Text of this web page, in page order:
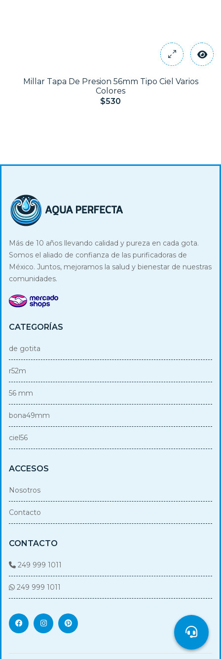
Millar Tapa De Presion 56mm Tipo Ciel Varios
Colores
$530
Más de 10 años llevando calidad y pureza en cada gota.
Somos el aliado de confianza de las purificadoras de
México. Juntos, mejoramos la salud y bienestar de nuestras
comunidades.
CATEGORÍAS
de gotita
r52m
56 mm
bona49mm
ciel56
ACCESOS
Nosotros
Contacto
CONTACTO
249 999 1011
249 999 1011